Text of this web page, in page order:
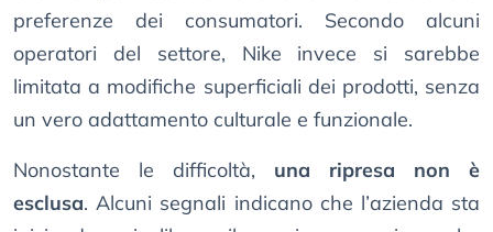
preferenze dei consumatori. Secondo alcuni
operatori del settore, Nike invece si sarebbe
limitata a modifiche superficiali dei prodotti, senza
un vero adattamento culturale e funzionale.
Nonostante le difficoltà, una ripresa non è
esclusa. Alcuni segnali indicano che l’azienda sta